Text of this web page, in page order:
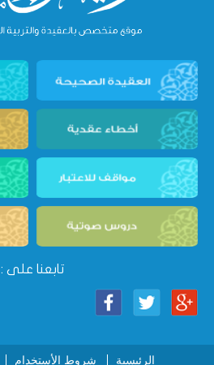
تابعنا على :
الرئيسية شروط الأستخدام